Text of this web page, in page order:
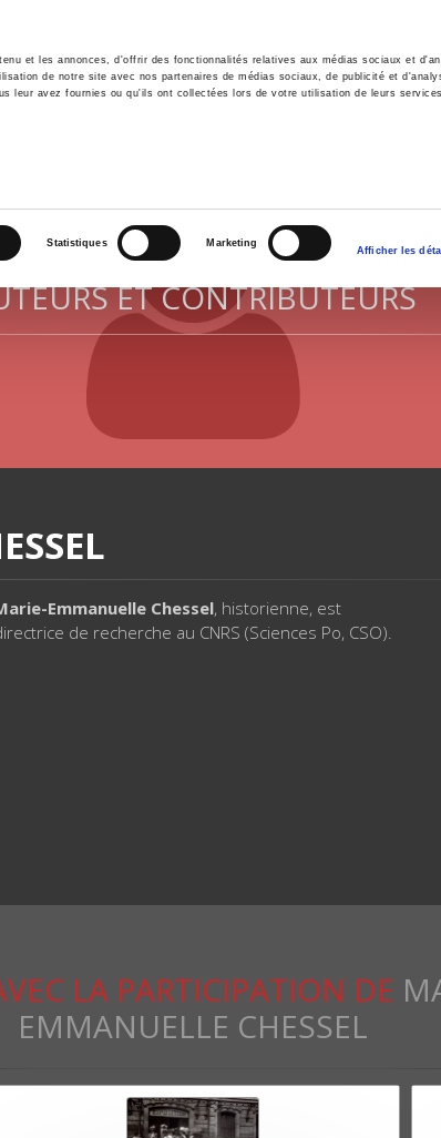
et les annonces, d'offrir des fonctionnalités relatives aux médias sociaux et
de notre site avec nos partenaires de médias sociaux, de publicité et
leur avez fournies ou qu'ils ont collectées lors de votre utilisation de leurs
Statistiques Marketing
Afficher les
Environnement Histoire International
ET CONTRIBUTEURS
Emmanuelle Chessel, historienne, est
de recherche au CNRS (Sciences Po, CSO).
LA PARTICIPATION DE
EMMANUELLE CHESSEL